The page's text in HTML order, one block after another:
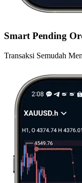
Smart Pending
Transaksi Semudah